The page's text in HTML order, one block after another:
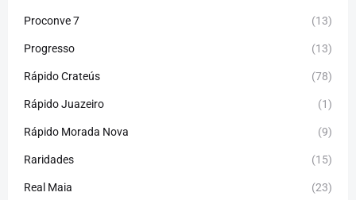
Proconve 7 (13)
Progresso (13)
Rápido Crateús (78)
Rápido Juazeiro (1)
Rápido Morada Nova (9)
Raridades (15)
Real Maia (23)